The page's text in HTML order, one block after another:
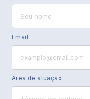
Email
Área de atuação